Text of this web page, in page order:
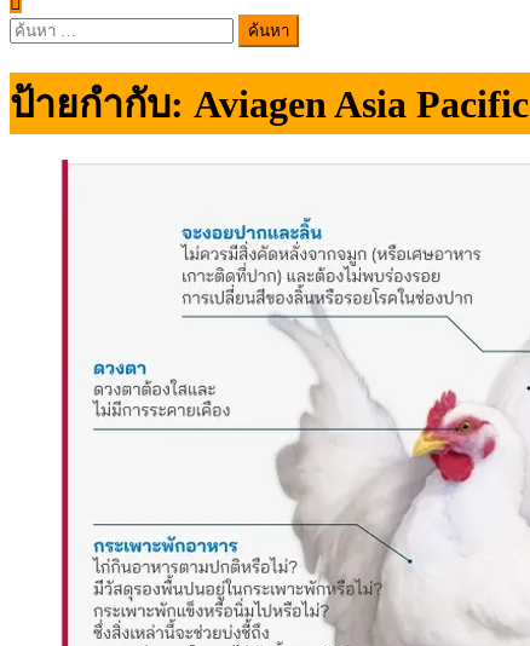
ค้นหา
ป้ายกำกับ: Aviagen Asia Pacific